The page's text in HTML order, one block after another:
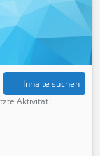
Inhalte suchen
Aktivität